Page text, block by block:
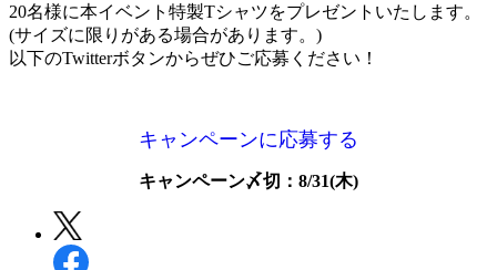
20名様に本イベント特製Tシャツをプレゼントいたします。
(サイズに限りがある場合があります。)
以下のTwitterボタンからぜひご応募ください！
キャンペーンに応募する
キャンペーン〆切：8/31(木)